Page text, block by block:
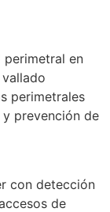
perimetral en
perimetrales
prevención de
con detección
de